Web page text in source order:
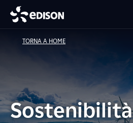
TORNA A HOME
Sostenibilità